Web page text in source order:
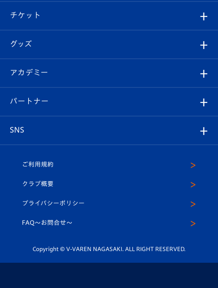
チケット
イベント
メディア
ホームタウン
クラブ概要
エンブレム紹介
スタッフプロフィール
マスコット紹介
平和祈念活動
ホームタウン活動
はじめての観戦ガイド
Revive Team
ヴィヴィくんの長崎おもてなしガイド
試合日程/結果
フォトギャラリー
スタジアムグルメ
チケット
チケット
V-LOVERS（ファンクラブ）
プレイヤーズスイート
グッズ
オンラインショップ
店舗情報
アカデミー
育成からのお知らせ
U-18
スクール
パートナー
SNS
ヴィヴィくんインスタグラム
公式LINE＠
ご利用規約
クラブ概要
プライバシーポリシー
FAQ〜お問合せ〜
Copyright © V-VAREN NAGASAKI. ALL RIGHT RESERVED.